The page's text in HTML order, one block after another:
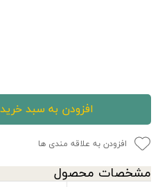
افزودن به سبد خرید
افزودن به علاقه مندی ها
مشخصات محصول